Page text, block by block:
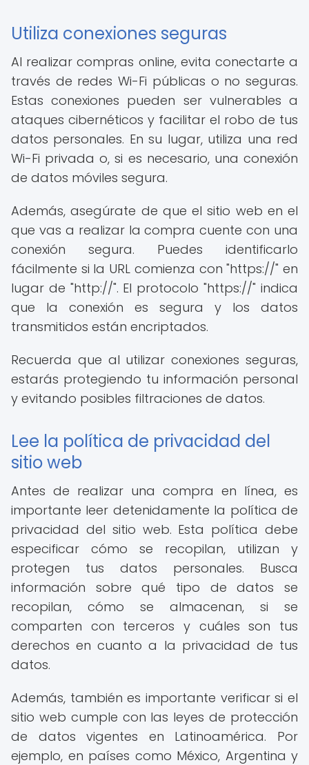
Utiliza conexiones seguras
Al realizar compras online, evita conectarte a
través de redes Wi-Fi públicas o no seguras.
Estas conexiones pueden ser vulnerables a
ataques cibernéticos y facilitar el robo de tus
datos personales. En su lugar, utiliza una red
Wi-Fi privada o, si es necesario, una conexión
de datos móviles segura.
Además, asegúrate de que el sitio web en el
que vas a realizar la compra cuente con una
conexión segura. Puedes identificarlo
fácilmente si la URL comienza con "https://" en
lugar de "http://". El protocolo "https://" indica
que la conexión es segura y los datos
transmitidos están encriptados.
Recuerda que al utilizar conexiones seguras,
estarás protegiendo tu información personal
y evitando posibles filtraciones de datos.
Lee la política de privacidad del
sitio web
Antes de realizar una compra en línea, es
importante leer detenidamente la política de
privacidad del sitio web. Esta política debe
especificar cómo se recopilan, utilizan y
protegen tus datos personales. Busca
información sobre qué tipo de datos se
recopilan, cómo se almacenan, si se
comparten con terceros y cuáles son tus
derechos en cuanto a la privacidad de tus
datos.
Además, también es importante verificar si el
sitio web cumple con las leyes de protección
de datos vigentes en Latinoamérica. Por
ejemplo, en países como México, Argentina y